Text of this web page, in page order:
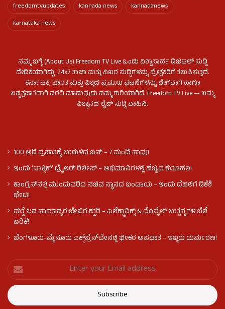
freedomtvupdates
kannada news
kannadanews
karnataka news
ನಮ್ಮ ಬಗ್ಗೆ (About Us) Freedom TV Live ಒಂದು ವಿಶ್ವಾಸಾರ್ಹ ಡಿಜಿಟಲ್ ಸುದ್ದಿ
ವೇದಿಕೆಯಾಗಿದ್ದು, 24x7 ತಾಜಾ ಮತ್ತು ನಿಖರ ಸುದ್ದಿಗಳನ್ನು ಪ್ರೇಕ್ಷಕರಿಗೆ ತಲುಪಿಸುತ್ತದೆ.
ಕರ್ನಾಟಕ, ಭಾರತ ಮತ್ತು ವಿಶ್ವದ ಪ್ರಮುಖ ಘಟನೆಗಳನ್ನು ವೇಗವಾಗಿ ಹಾಗೂ
ನಿಷ್ಪಕ್ಷಪಾತವಾಗಿ ವರದಿ ಮಾಡುವುದು ನಮ್ಮ ಗುರಿಯಾಗಿದೆ. Freedom TV Live — ನಿಮ್ಮ
ವಿಶ್ವಾಸದ ಲೈವ್ ಸುದ್ದಿ ವಾಹಿನಿ.
100 ಅಡಿ ಪ್ರಪಾತಕ್ಕೆ ಉರುಳಿದ ಬಸ್‌ – 7 ಮಂದಿ ಸಾವು!
ಇಂದು ʻಟಾಕ್ಸಿಕ್ʼ ಟ್ರೈಲರ್ ರಿಲೀಸ್‌ – ಅಭಿಮಾನಿಗಳಲ್ಲಿ ಹೆಚ್ಚಿದ ಕುತೂಹಲ!
ಕಾಂಗ್ರೆಸ್​ನಲ್ಲಿ ಮುಂದುವರಿದ ಸಚಿವ ಸ್ಥಾನದ ಬಂಡಾಯ – ಇಂದು ದೆಹಲಿಗೆ ಡಿಕೆಶಿ
ಭೇಟಿ!
ಮತ್ತೆ ಜನ ಸಾಮಾನ್ಯರ ಜೇಬಿಗೆ ಕತ್ತರಿ – ಎಲೆಕ್ಟ್ರಾನಿಕ್ಸ್ & ಮೊಬೈಲ್ ಉತ್ಪನ್ನಗಳ ಬೆಲೆ
ಏರಿಕೆ!
ಬೆಂಗಳೂರು-ಮೈಸೂರು ಎಕ್ಸ್‌ಪ್ರೆಸ್‌ವೇನಲ್ಲಿ ಭೀಕರ ಅಪಘಾತ – ಇಬ್ಬರು ದುರ್ಮರಣ!